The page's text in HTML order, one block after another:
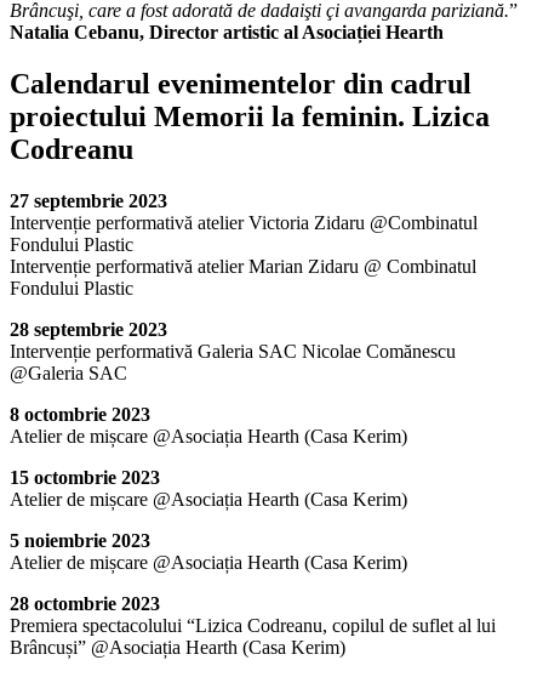
Brâncuşi, care a fost adorată de dadaişti çi avangarda pariziană.”
Natalia Cebanu, Director artistic al Asociației Hearth
Calendarul evenimentelor din cadrul
proiectului Memorii la feminin. Lizica
Codreanu
27 septembrie 2023
Intervenție performativă atelier Victoria Zidaru @Combinatul
Fondului Plastic
Intervenție performativă atelier Marian Zidaru @ Combinatul
Fondului Plastic
28 septembrie 2023
Intervenție performativă Galeria SAC Nicolae Comănescu
@Galeria SAC
8 octombrie 2023
Atelier de mișcare @Asociația Hearth (Casa Kerim)
15 octombrie 2023
Atelier de mișcare @Asociația Hearth (Casa Kerim)
5 noiembrie 2023
Atelier de mișcare @Asociația Hearth (Casa Kerim)
28 octombrie 2023
Premiera spectacolului “Lizica Codreanu, copilul de suflet al lui
Brâncuși” @Asociația Hearth (Casa Kerim)